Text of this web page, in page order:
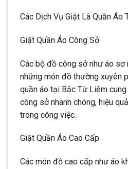
Các Dịch Vụ Giặt Là Quần Áo
Giặt Quần Áo Công Sở
Các bộ đồ công sở như áo sơ
những món đồ thường xuyên
quần áo tại Bắc Từ Liêm
công sở nhanh chóng, hiệu
trong công việc.
Giặt Quần Áo Cao Cấp
Các món đồ cao cấp như áo